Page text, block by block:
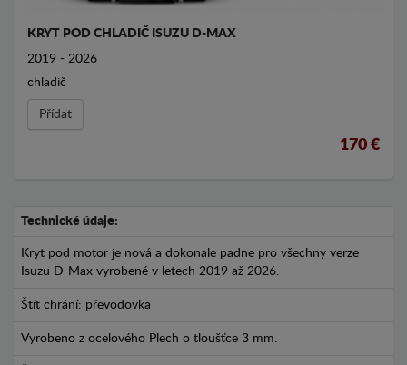
KRYT POD CHLADIČ ISUZU D-MAX
2019 - 2026
chladič
Přídat
170 €
Technické údaje:
Kryt pod motor je nová a dokonale padne pro všechny verze
Isuzu D-Max vyrobené v letech 2019 až 2026.
Štít chrání: převodovka
Vyrobeno z ocelového Plech o tloušťce 3 mm.